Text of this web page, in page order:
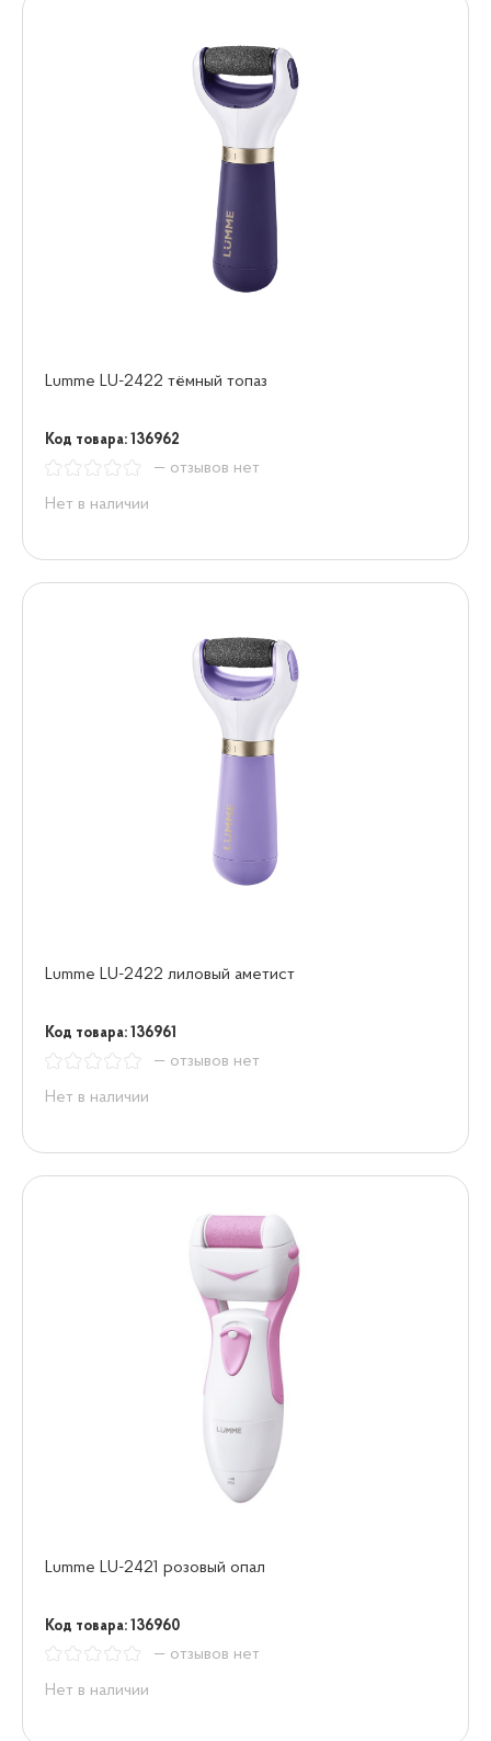
Lumme LU-2422 тёмный топаз
Код товара: 136962
— отзывов нет
Нет в наличии
Lumme LU-2422 лиловый аметист
Код товара: 136961
— отзывов нет
Нет в наличии
Lumme LU-2421 розовый опал
Код товара: 136960
— отзывов нет
Нет в наличии